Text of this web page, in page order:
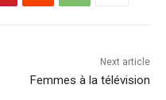
Next article
Femmes à la télévision